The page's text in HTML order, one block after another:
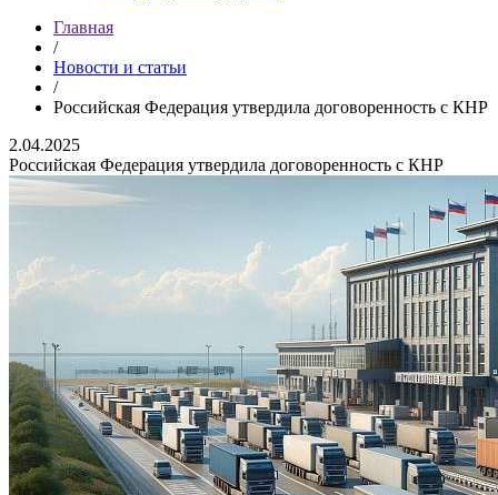
Главная
/
Новости и статьи
/
Российская Федерация утвердила договоренность с КНР
2.04.2025
Российская Федерация утвердила договоренность с КНР